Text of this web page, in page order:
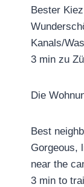
Bester
Kanals/
3 min zu
Die
Best
Gorgeous,
near the
3 min to